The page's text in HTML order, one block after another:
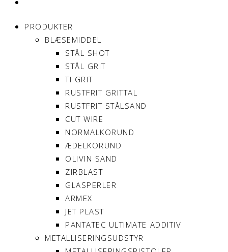
PRODUKTER
BLÆSEMIDDEL
STÅL SHOT
STÅL GRIT
TI GRIT
RUSTFRIT GRITTAL
RUSTFRIT STÅLSAND
CUT WIRE
NORMALKORUND
ÆDELKORUND
OLIVIN SAND
ZIRBLAST
GLASPERLER
ARMEX
JET PLAST
PANTATEC ULTIMATE ADDITIV
METALLISERINGSUDSTYR